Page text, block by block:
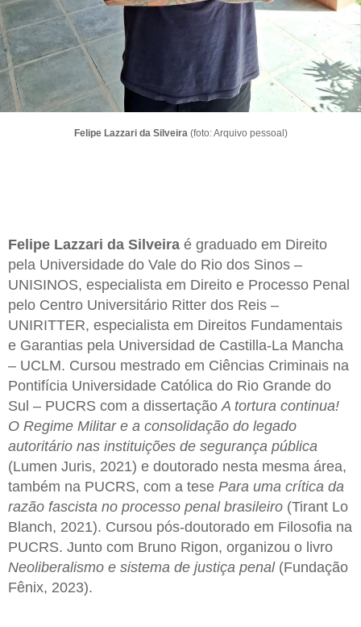
Felipe Lazzari da Silveira(foto: Arquivo pessoal)
Felipe Lazzari da Silveira é graduado em Direito
pela Universidade do Vale do Rio dos Sinos –
UNISINOS, especialista em Direito e Processo Penal
pelo Centro Universitário Ritter dos Reis –
UNIRITTER, especialista em Direitos Fundamentais
e Garantias pela Universidad de Castilla-La Mancha
– UCLM. Cursou mestrado em Ciências Criminais na
Pontifícia Universidade Católica do Rio Grande do
Sul – PUCRS com a dissertaçãoA tortura continua!
O Regime Militar e a consolidação do legado
autoritário nas instituições de segurança pública
(Lumen Juris, 2021) e doutorado nesta mesma área,
também na PUCRS, com a tese Para uma crítica da
razão fascista no processo penal brasileiro (Tirant Lo
Blanch, 2021). Cursou pós-doutorado em Filosofia na
PUCRS. Junto com Bruno Rigon, organizou o livro
Neoliberalismo e sistema de justiça penal(Fundação
Fênix, 2023).